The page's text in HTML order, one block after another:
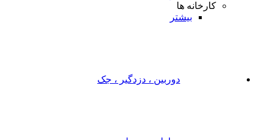
کارخانه ها
بیشتر
دوربین ، دزدگیر ، جک